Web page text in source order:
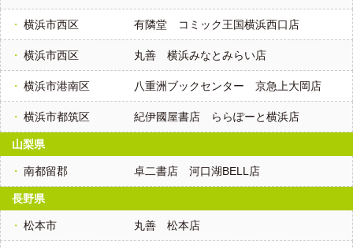
横浜市西区 有隣堂 コミック王国横浜西口店
横浜市西区 丸善 横浜みなとみらい店
横浜市港南区 八重洲ブックセンター 京急上大岡店
横浜市都筑区 紀伊國屋書店 ららぽーと横浜店
山梨県
南都留郡 卓二書店 河口湖BELL店
長野県
松本市 丸善 松本店